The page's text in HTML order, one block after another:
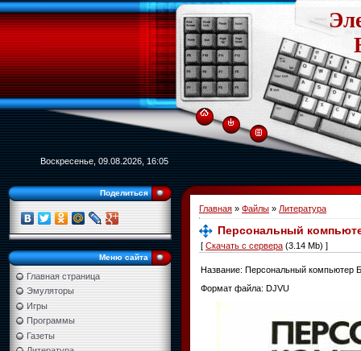
Воскресенье, 09.08.2026, 16:05
Поделиться
Меню сайта
Главная страница
Эмуляторы
Игры
Программы
Газеты
Главная » Файлы » Литература
Персональный
[ Скачать с сервера (3.14 Mb) ]
Название: Персональный компьютер
Формат файла: DJVU